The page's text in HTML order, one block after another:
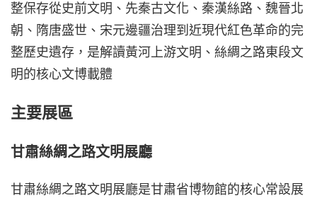
整保存從史前文明、先秦古文化、秦漢絲路、魏晉北
朝、隋唐盛世、宋元邊疆治理到近現代紅色革命的完
整歷史遺存，是解讀黃河上游文明、絲綢之路東段文
明的核心文博載體
主要展區
甘肅絲綢之路文明展廳
甘肅絲綢之路文明展廳是甘肅省博物館的核心常設展